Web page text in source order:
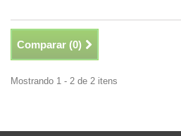
Comparar (0)
Mostrando 1 - 2 de 2 itens